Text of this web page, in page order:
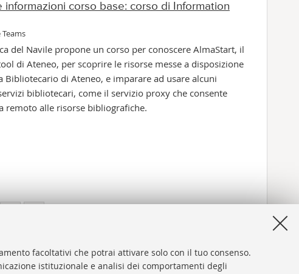
facoltativi che potrai attivare solo con il tuo consenso.
istituzionale e analisi dei comportamenti degli
informazioni corso base: corso di Information
del Navile propone un corso per conoscere AlmaStart, il
di Ateneo, per scoprire le risorse messe a disposizione
Bibliotecario di Ateneo, e imparare ad usare alcuni
bibliotecari, come il servizio proxy che consente
remoto alle risorse bibliografiche.
elementi
»